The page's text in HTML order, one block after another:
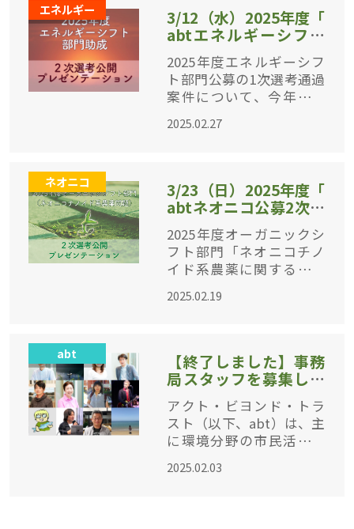
じる“推し”をゲ
3/12（水）2025年度「
abtエネルギーシフト
部門公募助成2次選考
会」公開プレゼンテー
ション
2025年度エネルギーシフ
ト部門公募の1次選考通過
案件について、今年初め
テーションしていただく
ら ▶︎詳細はこちら
2025.02.27
エネルギー
3/23（日）2025年度「
abtネオニコ公募2次選
考会」公開プレゼンテ
ーションオンライン開
催
2025年度オーガニックシ
フト部門「ネオニコチノ
イド系農薬に関する企画
件について、一般公開で
ラインで開催します！ ▶︎
申し込みは
2025.02.19
ネオニコ
【終了しました】事務
局スタッフを募集しま
す（アシスタント・プ
ログラムオフィサー）
※2/28締切
アクト・ビヨンド・トラ
スト（以下、abt）は、主
に環境分野の市民活動を
た助成基金です。「公正
2025.02.03
abt